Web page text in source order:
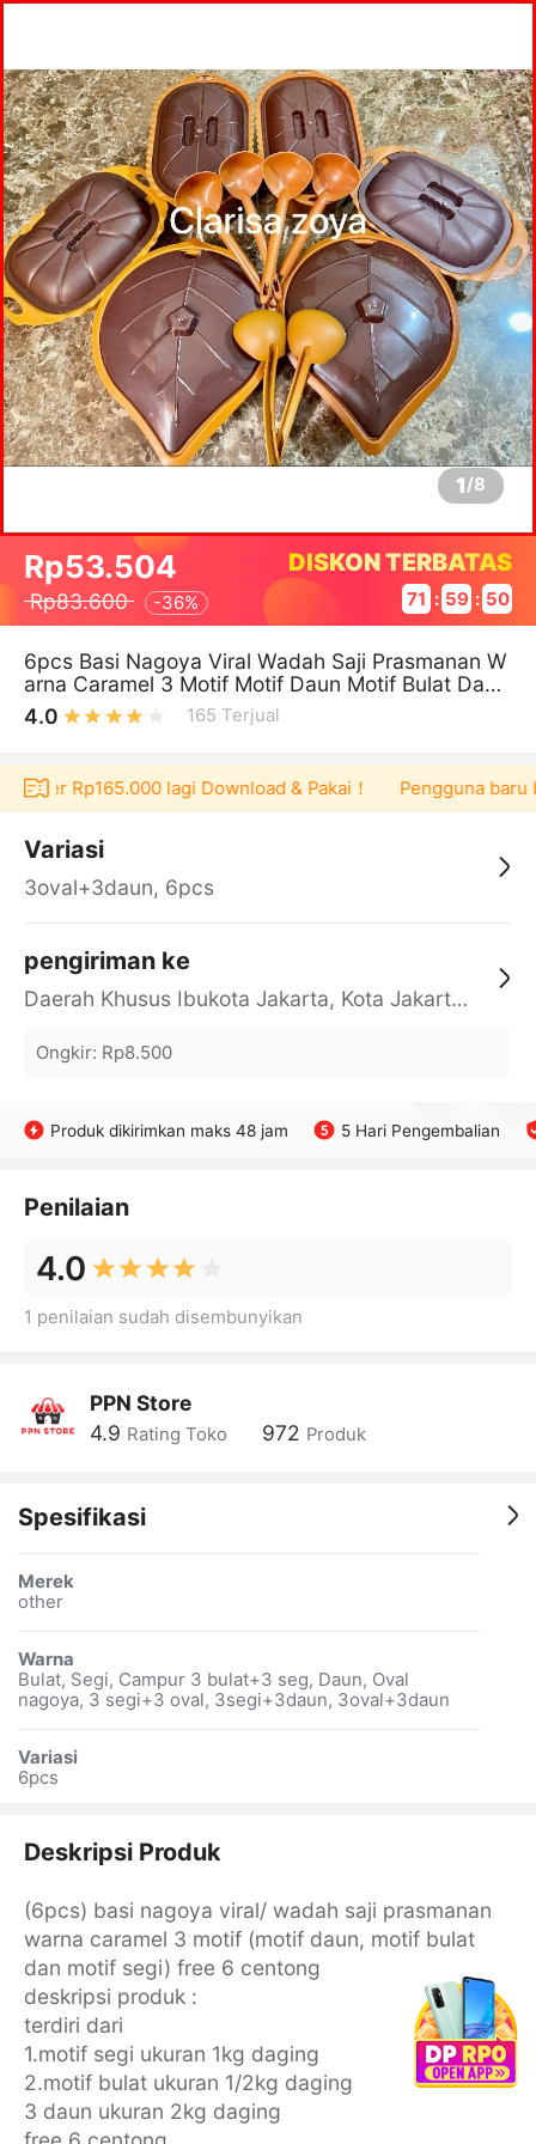
1/8
Rp53.504
Rp83.600 -36%
DISKON TERBATAS
71 : 59 : 50
6pcs Basi Nagoya Viral Wadah Saji Prasmanan W
arna Caramel 3 Motif Motif Daun Motif Bulat Dan
Motif Segi Free 6 Centong
4.0 165 Terjual
Rp165.000 lagi Download & Pakai！ Pengguna baru
Variasi
3oval+3daun, 6pcs
pengiriman ke
Daerah Khusus Ibukota Jakarta, Kota Jakarta Barat, Cengkareng, yy
Ongkir: Rp8.500
Produk dikirimkan maks 48 jam 5 Hari Pengembalian
Penilaian
4.0
1 penilaian sudah disembunyikan
PPN Store
4.9 Rating Toko 972 Produk
Spesifikasi
Merek
other
Warna
Bulat, Segi, Campur 3 bulat+3 seg, Daun, Oval
nagoya, 3 segi+3 oval, 3segi+3daun, 3oval+3daun
Variasi
6pcs
Deskripsi Produk
(6pcs) basi nagoya viral/ wadah saji prasmanan
warna caramel 3 motif (motif daun, motif bulat
dan motif segi) free 6 centong
deskripsi produk :
terdiri dari
1.motif segi ukuran 1kg daging
2.motif bulat ukuran 1/2kg daging
3 daun ukuran 2kg daging